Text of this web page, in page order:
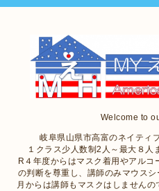
Welcome to
岐阜県山県市高富のネイティ
１クラス少人数制2人～最大８人
R４年度からはマスク着用やアルコ
の判断を尊重し、講師のみマウス
月からは講師もマスクはしません